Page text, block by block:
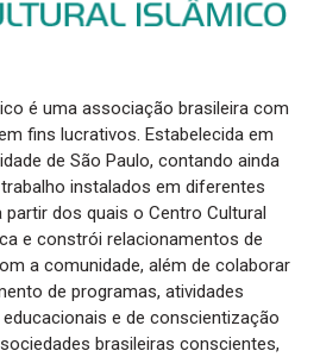
é uma associação brasileira com
fins lucrativos. Estabelecida em
de São Paulo, contando ainda
instalados em diferentes
partir dos quais o Centro Cultural
e constrói relacionamentos de
a comunidade, além de colaborar
de programas, atividades
e de conscientização
brasileiras conscientes,